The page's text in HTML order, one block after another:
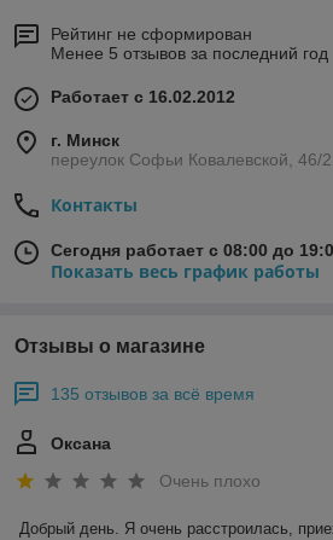
Рейтинг не сформирован
Менее 5 отзывов за последний год
Работает с 16.02.2012
г. Минск
переулок Софьи Ковалевской, 46/
Контакты
Сегодня работает с 08:00 до
Показать весь график работы
Отзывы о магазине
135 отзывов за всё время
Оксана
Очень плохо
Добрый день. Я очень расстроилась,